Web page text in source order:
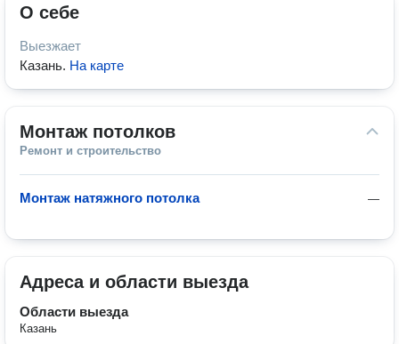
О себе
Выезжает
Казань. На карте
Монтаж потолков
Ремонт и строительство
—
Монтаж натяжного потолка
Адреса и области выезда
Области выезда
Казань